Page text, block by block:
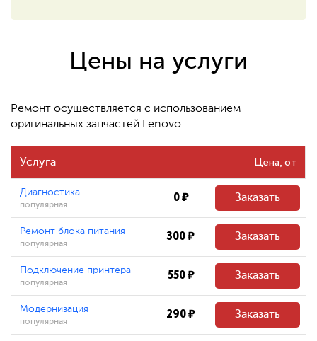
Цены на услуги
Ремонт осуществляется с использованием
оригинальных запчастей Lenovo
Услуга Цена
Диагностика
популярная 0 ₽ Заказать
Ремонт блока питания
популярная 300 ₽ Заказать
Подключение принтера
популярная 550 ₽ Заказать
Модернизация
популярная 290 ₽ Заказать